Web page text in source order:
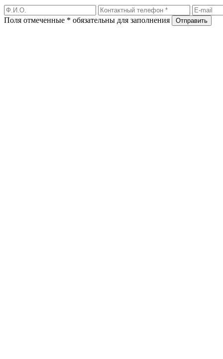
Поля отмеченные * обязательны для заполнения